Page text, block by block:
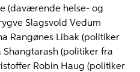
(daværende helse- og
Slagsvold Vedum
Rangønes Libak (politiker
(politiker fra
Robin Haug (politiker